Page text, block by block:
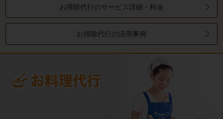
お掃除代行のサービス詳細・料金
お掃除代行の活用事例